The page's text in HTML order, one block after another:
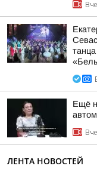
Ещё
ЛЕНТА НОВОСТЕЙ